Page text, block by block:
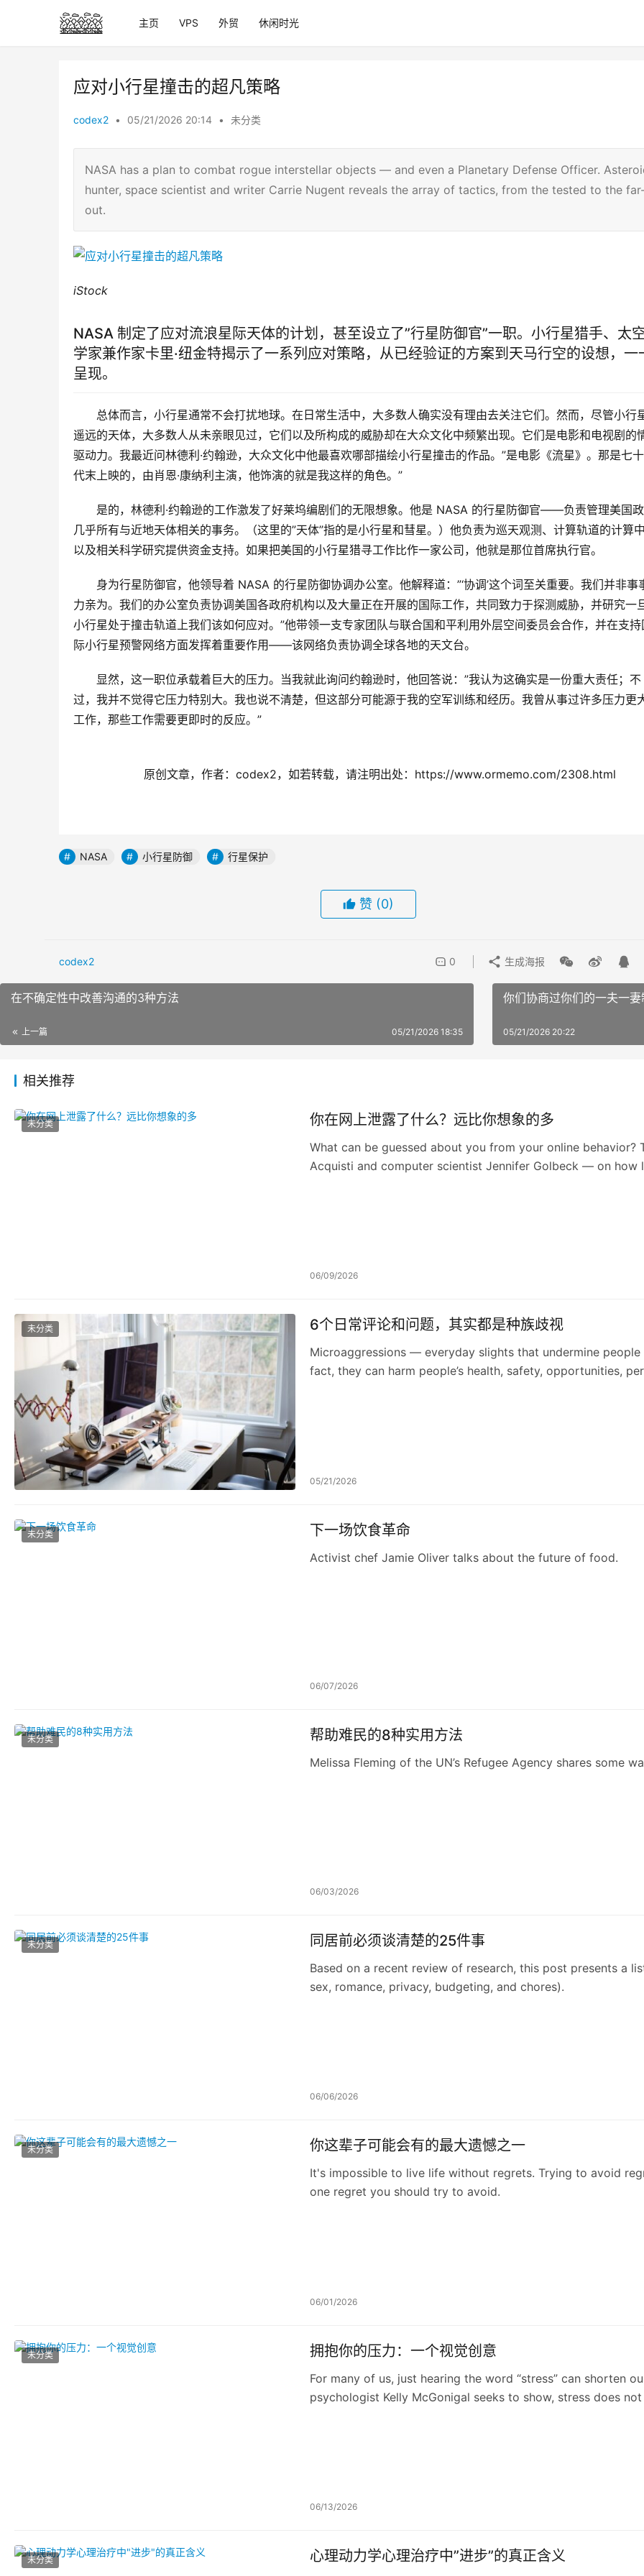
主页 VPS 外贸 休闲时光
应对小行星撞击的超凡策略
codex2 • 05/21/2026 20:14 • 未分类
NASA has a plan to combat rogue interstellar objects — and even a Planetary Defense Officer.
hunter, space scientist and writer Carrie Nugent reveals the array of tactics, from the tested to the
out.
iStock
NASA 制定了应对流浪星际天体的计划，甚至设立了”行星防御官”一职。小行星猎手、太
学家兼作家卡里·纽金特揭示了一系列应对策略，从已经验证的方案到天马行空的设想，一
呈现。
总体而言，小行星通常不会打扰地球。在日常生活中，大多数人确实没有理由去关注它们。然而，尽管小行
遥远的天体，大多数人从未亲眼见过，它们以及所构成的威胁却在大众文化中频繁出现。它们是电影和电视剧的
驱动力。我最近问林德利·约翰逊，大众文化中他最喜欢哪部描绘小行星撞击的作品。”是电影《流星》。那是七
代末上映的，由肖恩·康纳利主演，他饰演的就是我这样的角色。”
是的，林德利·约翰逊的工作激发了好莱坞编剧们的无限想象。他是 NASA 的行星防御官——负责管理美国
几乎所有与近地天体相关的事务。（这里的”天体”指的是小行星和彗星。）他负责为巡天观测、计算轨道的计算
以及相关科学研究提供资金支持。如果把美国的小行星猎寻工作比作一家公司，他就是那位首席执行官。
身为行星防御官，他领导着 NASA 的行星防御协调办公室。他解释道：”‘协调’这个词至关重要。我们并非事
力亲为。我们的办公室负责协调美国各政府机构以及大量正在开展的国际工作，共同致力于探测威胁，并研究一
小行星处于撞击轨道上我们该如何应对。”他带领一支专家团队与联合国和平利用外层空间委员会合作，并在支持
际小行星预警网络方面发挥着重要作用——该网络负责协调全球各地的天文台。
显然，这一职位承载着巨大的压力。当我就此询问约翰逊时，他回答说：”我认为这确实是一份重大责任；不
过，我并不觉得它压力特别大。我也说不清楚，但这部分可能源于我的空军训练和经历。我曾从事过许多压力更
工作，那些工作需要更即时的反应。”
原创文章，作者：codex2，如若转载，请注明出处：https://www.ormemo.com/2308.html
NASA 小行星防御 行星保护
赞 (0)
codex2 0 生成海报
在不确定性中改善沟通的3种方法
上一篇 05/21/2026 18:35
你们协商过你们的一夫一
05/21/2026 20:22
相关推荐
未分类 你在网上泄露了什么？远比你想象的多
What can be guessed about you from your online
Acquisti and computer scientist Jennifer Golbeck — on
06/09/2026
未分类 6个日常评论和问题，其实都是种族歧视
Microaggressions — everyday slights that undermine
fact, they can harm people’s health, safety, opportunities,
05/21/2026
未分类 下一场饮食革命
Activist chef Jamie Oliver talks about the future of food.
06/07/2026
未分类 帮助难民的8种实用方法
Melissa Fleming of the UN’s Refugee Agency shares some
06/03/2026
未分类 同居前必须谈清楚的25件事
Based on a recent review of research, this post presents a
sex, romance, privacy, budgeting, and chores).
06/06/2026
未分类 你这辈子可能会有的最大遗憾之一
It's impossible to live life without regrets. Trying to avoid
one regret you should try to avoid.
06/01/2026
未分类 拥抱你的压力：一个视觉创意
For many of us, just hearing the word “stress” can shorten
psychologist Kelly McGonigal seeks to show, stress does
06/13/2026
未分类 心理动力学心理治疗中”进步”的真正含义